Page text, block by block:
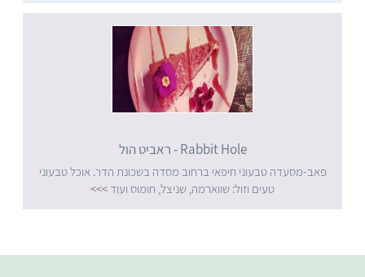
Rabbit Hole - ראביט הול
פאב-מסעדה טבעוני חיפאי ברחוב מסדה בשכונת הדר. אוכל טבעוני
טעים וזול: שווארמה, שניצל, חומוס ועוד >>>